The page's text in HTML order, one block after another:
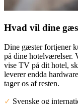
Hvad vil dine
Dine gæster fortjener
på dine hotelværelser.
vise TV på dit hotel,
leverer endda
tager os af resten.
✓ Svenske og